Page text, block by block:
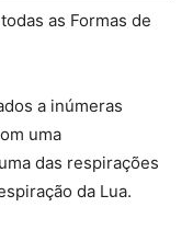
as Formas de
a inúmeras
uma
das respirações
da Lua.